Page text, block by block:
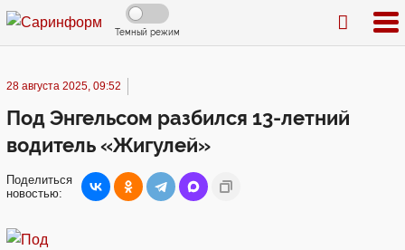
Темный режим
28 августа 2025, 09:52
Под Энгельсом разбился 13-летний
водитель «Жигулей»
Поделиться
новостью: